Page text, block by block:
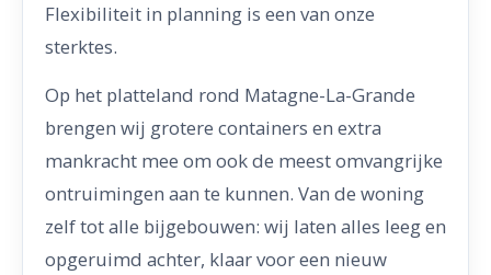
Flexibiliteit in planning is een van onze
sterktes.
Op het platteland rond Matagne-La-Grande
brengen wij grotere containers en extra
mankracht mee om ook de meest omvangrijke
ontruimingen aan te kunnen. Van de woning
zelf tot alle bijgebouwen: wij laten alles leeg en
opgeruimd achter, klaar voor een nieuw